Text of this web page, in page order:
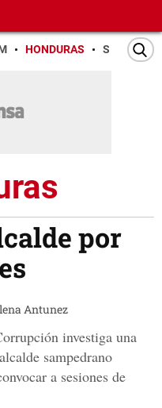
HONDURAS SAN PEDRO
por
Antunez
investiga una
sampedrano
a sesiones de